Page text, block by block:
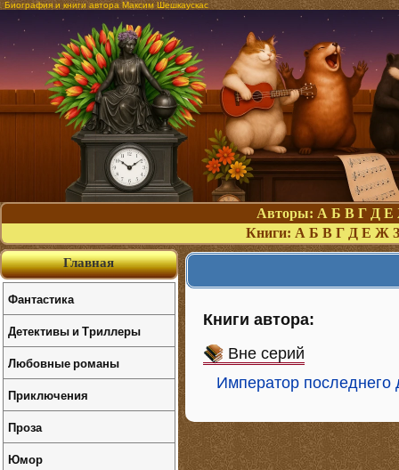
Биография и книги автора Максим Шешкаускас
Авторы: А Б В Г Д Е
Книги: А Б В Г Д Е Ж З
Книги автора:
Вне серий
Император последнего
Главная
Фантастика
Детективы и Триллеры
Любовные романы
Приключения
Проза
Юмор